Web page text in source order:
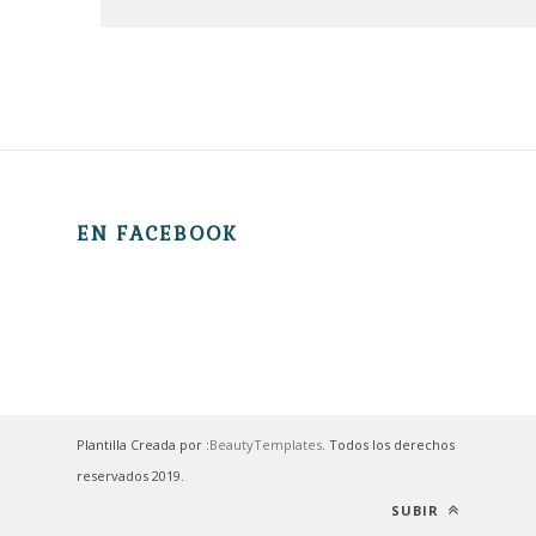
EN FACEBOOK
Plantilla Creada por :BeautyTemplates. Todos los derechos
reservados 2019.
SUBIR